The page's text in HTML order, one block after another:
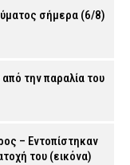
σήμερα (6/8)
την παραλία του
– Εντοπίστηκαν
του (εικόνα)